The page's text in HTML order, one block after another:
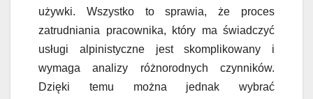
używki. Wszystko to sprawia, że proces
zatrudniania pracownika, który ma świadczyć
usługi alpinistyczne jest skomplikowany i
wymaga analizy różnorodnych czynników.
Dzięki temu można jednak wybrać